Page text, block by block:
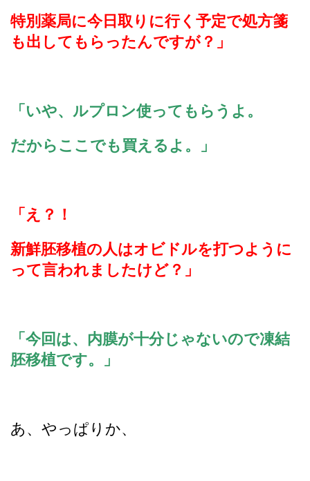
特別薬局に今日取りに行く予定で処方箋
も出してもらったんですが？」
「いや、ルプロン使ってもらうよ。
だからここでも買えるよ。」
「え？！
新鮮胚移植の人はオビドルを打つように
って言われましたけど？」
「今回は、内膜が十分じゃないので凍結
胚移植です。」
あ、やっぱりか、